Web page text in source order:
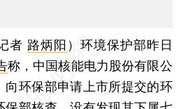
者 路炳阳 ） 环境保护部昨日
称，中国核能电力股份有限公
向环保部申请上市所提交的环